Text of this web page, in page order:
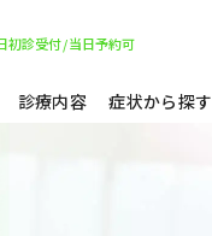
初診受付/当日予約可
診療内容 症状から探す